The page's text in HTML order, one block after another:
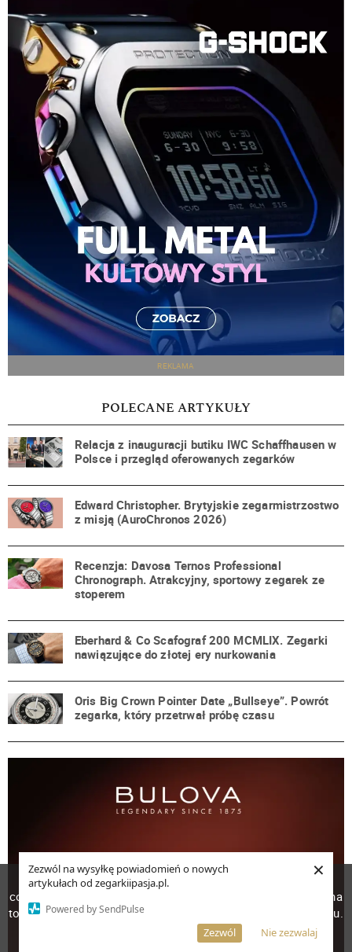
Zezwól na wysyłkę powiadomień o nowych
artykułach od zegarkiipasja.pl.
Powered by SendPulse
Nie zezwalaj
Zezwól
×
REKLAMA
POLECANE ARTYKUŁY
Relacja z inauguracji butiku IWC Schaffhausen w
Polsce i przegląd oferowanych zegarków
Edward Christopher. Brytyjskie zegarmistrzostwo
z misją (AuroChronos 2026)
Recenzja: Davosa Ternos Professional
Chronograph. Atrakcyjny, sportowy zegarek ze
stoperem
Eberhard & Co Scafograf 200 MCMLIX. Zegarki
nawiązujące do złotej ery nurkowania
Oris Big Crown Pointer Date „Bullseye”. Powrót
zegarka, który przetrwał próbę czasu
W celu poprawienia jakości usług korzystamy z plików
cookies. Pozostanie na stronie oznacza, iż wyrażasz zgodę na
to, że pliki cookies będą przechowywane w Twoim urządzeniu.
Więcej informacji